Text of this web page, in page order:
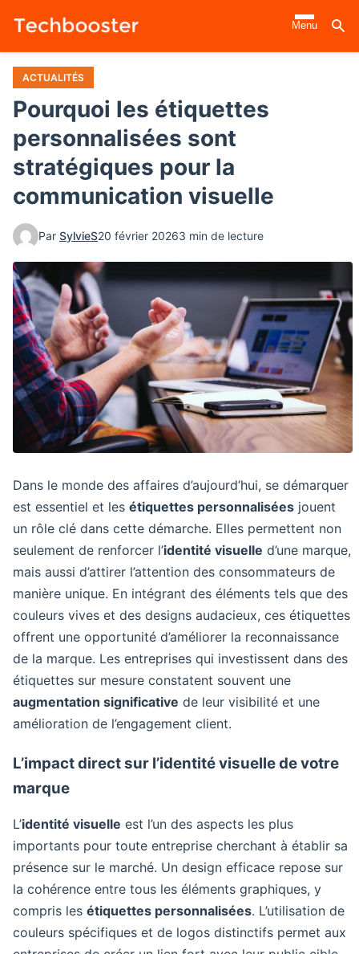
contenu
principal
Menu
ACTUALITÉS
Pourquoi les étiquettes
personnalisées sont
stratégiques pour la
communication visuelle
Par SylvieS20 février 20263 min de lecture
Dans le monde des affaires d’aujourd’hui, se démarquer
est essentiel et les étiquettes personnalisées jouent
un rôle clé dans cette démarche. Elles permettent non
seulement de renforcer l’identité visuelle d’une marque,
mais aussi d’attirer l’attention des consommateurs de
manière unique. En intégrant des éléments tels que des
couleurs vives et des designs audacieux, ces étiquettes
offrent une opportunité d’améliorer la reconnaissance
de la marque. Les entreprises qui investissent dans des
étiquettes sur mesure constatent souvent une
augmentation significative de leur visibilité et une
amélioration de l’engagement client.
L’impact direct sur l’identité visuelle de votre
marque
L’identité visuelle est l’un des aspects les plus
importants pour toute entreprise cherchant à établir sa
présence sur le marché. Un design efficace repose sur
la cohérence entre tous les éléments graphiques, y
compris les étiquettes personnalisées. L’utilisation de
couleurs spécifiques et de logos distinctifs permet aux